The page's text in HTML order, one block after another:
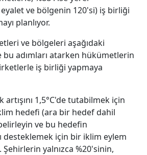
ve bölgenin 120'si) iş birliği
planlıyor.
ve bölgeleri aşağıdaki
bu adımları atarken hükümetlerin
iş birliği yapmaya
artışını 1,5°C'de tutabilmek için
hedefi (ara bir hedef dahil
ve bu hedefin
desteklemek için bir iklim eylem
yalnızca %20'sinin,